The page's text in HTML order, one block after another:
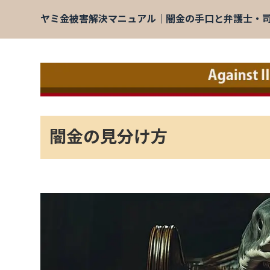
ヤミ金被害解決マニュアル｜闇金の手口と弁護士・
闇金の見分け方